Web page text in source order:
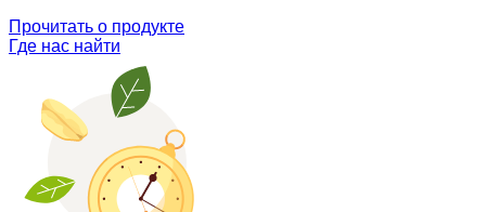
Прочитать о продукте
Где нас найти